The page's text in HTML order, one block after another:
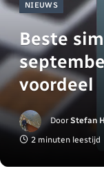
NIEUWS
Beste
voordeel
Door Stefan
2 minuten leestijd